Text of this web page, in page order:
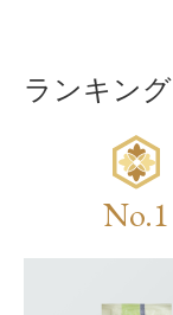
ランキング
No.1